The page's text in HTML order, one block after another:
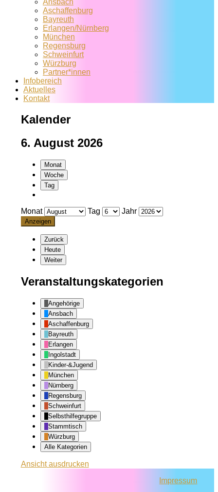
Ansbach
Aschaffenburg
Bayreuth
Erlangen/Nürnberg
München
Regensburg
Schweinfurt
Würzburg
Partner*innen
Infobereich
Aktuelles
Kontakt
Kalender
6. August 2026
Monat
Woche
Tag
Monat Tag Jahr
Zurück
Heute
Weiter
Veranstaltungskategorien
Angehörige
Ansbach
Aschaffenburg
Bayreuth
Erlangen
Ingolstadt
Kinder-&Jugend
München
Nürnberg
Regensburg
Schweinfurt
Selbsthilfegruppe
Stammtisch
Würzburg
Alle Kategorien
Ansichtausdrucken
Impressum